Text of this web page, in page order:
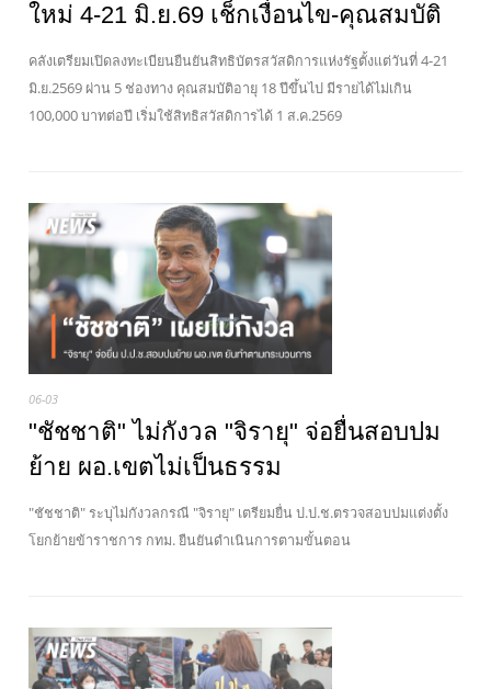
ใหม่ 4-21 มิ.ย.69 เช็กเงื่อนไข-คุณสมบัติ
คลังเตรียมเปิดลงทะเบียนยืนยันสิทธิบัตรสวัสดิการแห่งรัฐตั้งแต่วันที่ 4-21
มิ.ย.2569 ผ่าน 5 ช่องทาง คุณสมบัติอายุ 18 ปีขึ้นไป มีรายได้ไม่เกิน
100,000 บาทต่อปี เริ่มใช้สิทธิสวัสดิการได้ 1 ส.ค.2569
06-03
"ชัชชาติ" ไม่กังวล "จิรายุ" จ่อยื่นสอบปม
ย้าย ผอ.เขตไม่เป็นธรรม
"ชัชชาติ" ระบุไม่กังวลกรณี "จิรายุ" เตรียมยื่น ป.ป.ช.ตรวจสอบปมแต่งตั้ง
โยกย้ายข้าราชการ กทม. ยืนยันดำเนินการตามขั้นตอน